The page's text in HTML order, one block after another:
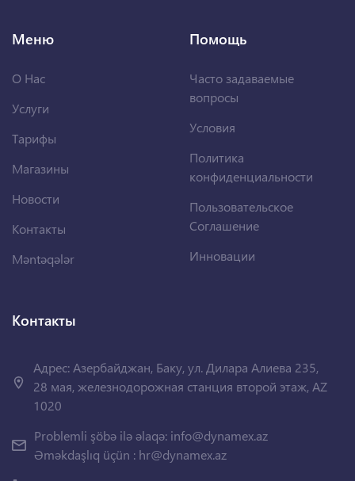
Меню
О Нас
Услуги
Тарифы
Магазины
Новости
Контакты
Məntəqələr
Помощь
Часто задаваемые
вопросы
Условия
Политика
конфиденциальности
Пользовательское
Соглашение
Инновации
Контакты
Адрес: Азербайджан, Баку, ул. Дилара Алиева 235,
28 мая, железнодорожная станция второй этаж, AZ
1020
Problemli şöbə ilə əlaqə: info@dynamex.az
Əməkdaşlıq üçün : hr@dynamex.az